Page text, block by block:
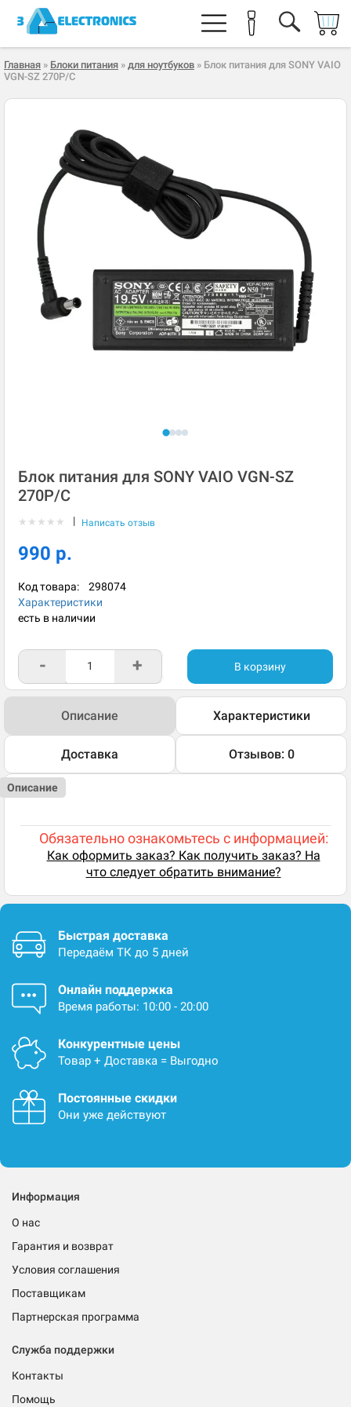
Главная » Блоки питания » для ноутбуков » Блок питания для SONY VAIO
VGN-SZ 270P/C
Блок питания для SONY VAIO VGN-SZ
270P/C
★ ★ ★ ★ ★ | Написать отзыв
990 р.
Код товара: 298074
Характеристики
есть в наличии
- + В корзину
Описание Характеристики
Доставка Отзывов: 0
Описание
Обязательно ознакомьтесь с информацией:
Как оформить заказ? Как получить заказ? На
что следует обратить внимание?
Быстрая доставка
Передаём ТК до 5 дней
Онлайн поддержка
Время работы: 10:00 - 20:00
Конкурентные цены
Товар + Доставка = Выгодно
Постоянные скидки
Они уже действуют
Информация
О нас
Гарантия и возврат
Условия соглашения
Поставщикам
Партнерская программа
Служба поддержки
Контакты
Помощь